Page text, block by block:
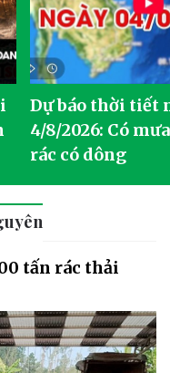
Dự báo thời tiết
4/8/2026: Có
rác có dông
tấn rác thải